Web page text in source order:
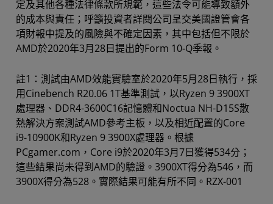
定及其他各種法律條款所規範，這些法令可能導致額外
的成本與責任；呼籲投資者詳閱公司呈交美國證管會各
項財報中提及的風險與不確定因素，其中包括但不限於
AMD於2020年3月28日提出的Form 10-Q季報。
註1：測試由AMD效能實驗室於2020年5月28日執行，採
用Cinebench R20.06 1T基準測試，以Ryzen 9 3900XT
處理器、DDR4-3600C16記憶體和Noctua NH-D15S散
熱解決方案測試AMD參考主板，以及相近配置的Core
i9-10900K和Ryzen 9 3900X處理器。根據
PCgamer.com，Core i9於2020年3月7日獲得534分；
這些結果尚未得到AMD的驗證。3900XT得分為546，而
3900X得分為528。實際結果可能有所不同。RZX-001